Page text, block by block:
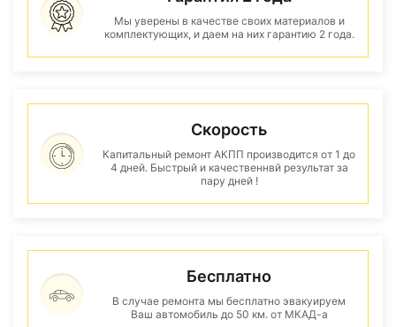
Мы уверены в качестве своих материалов и
комплектующих, и даем на них гарантию 2 года.
Скорость
Капитальный ремонт АКПП производится от 1 до
4 дней. Быстрый и качественнвй результат за
пару дней !
Бесплатно
В случае ремонта мы бесплатно эвакуируем
Ваш автомобиль до 50 км. от МКАД-а